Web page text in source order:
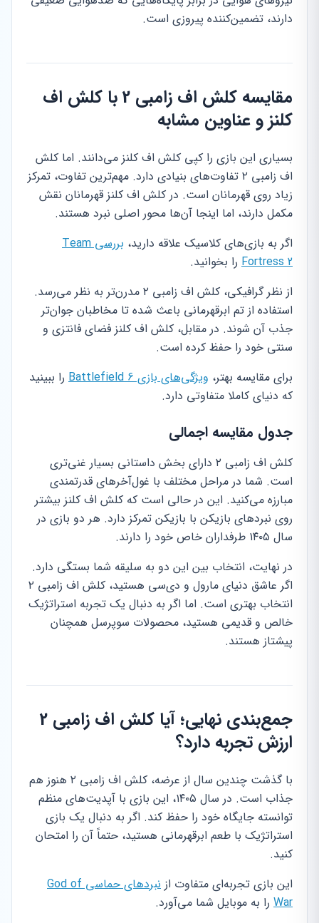
دارند، تضمین‌کننده پیروزی است.
مقایسه کلش اف زامبی 2 با کلش اف
کلنز و عناوین مشابه
بسیاری این بازی را کپی کلش اف کلنز می‌دانند. اما کلش
اف زامبی ۲ تفاوت‌های بنیادی دارد. مهم‌ترین تفاوت، تمرکز
زیاد روی قهرمانان است. در کلش اف کلنز قهرمانان نقش
مکمل دارند، اما اینجا آن‌ها محور اصلی نبرد هستند.
اگر به بازی‌های کلاسیک علاقه دارید،
بررسی Team
Fortress 2 را بخوانید.
از نظر گرافیکی، کلش اف زامبی ۲ مدرن‌تر به نظر می‌رسد.
استفاده از تم ابرقهرمانی باعث شده تا مخاطبان جوان‌تر
جذب آن شوند. در مقابل، کلش اف کلنز فضای فانتزی و
سنتی خود را حفظ کرده است.
برای مقایسه بهتر، ویژگی‌های بازی Battlefield 6
را ببینید
که دنیای کاملا متفاوتی دارد.
جدول مقایسه اجمالی
کلش اف زامبی ۲ دارای بخش داستانی بسیار غنی‌تری
است. شما در مراحل مختلف با غول‌آخرهای قدرتمندی
مبارزه می‌کنید. این در حالی است که کلش اف کلنز بیشتر
روی نبردهای بازیکن با بازیکن تمرکز دارد. هر دو بازی در
سال ۱۴۰۵ طرفداران خاص خود را دارند.
در نهایت، انتخاب بین این دو به سلیقه شما بستگی دارد.
اگر عاشق دنیای مارول و دی‌سی هستید، کلش اف زامبی ۲
انتخاب بهتری است. اما اگر به دنبال یک تجربه استراتژیک
خالص و قدیمی هستید، محصولات سوپرسل همچنان
پیشتاز هستند.
جمع‌بندی نهایی؛ آیا کلش اف زامبی 2
ارزش تجربه دارد؟
با گذشت چندین سال از عرضه، کلش اف زامبی ۲ هنوز هم
جذاب است. در سال ۱۴۰۵، این بازی با آپدیت‌های منظم
توانسته جایگاه خود را حفظ کند. اگر به دنبال یک بازی
استراتژیک با طعم ابرقهرمانی هستید، حتماً آن را امتحان
کنید.
این بازی تجربه‌ای متفاوت از
نبردهای حماسی God of
War را به موبایل شما می‌آورد.